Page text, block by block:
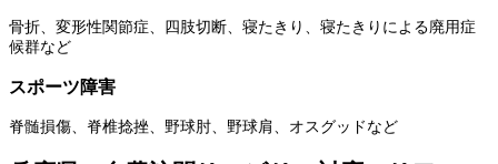
骨折、変形性関節症、四肢切断、寝たきり、寝たきりによる廃用症
候群など
スポーツ障害
脊髄損傷、脊椎捻挫、野球肘、野球肩、オスグッドなど